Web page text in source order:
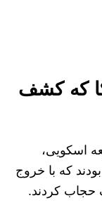
که کشف
اسکویی،
که با خروج
کردند.